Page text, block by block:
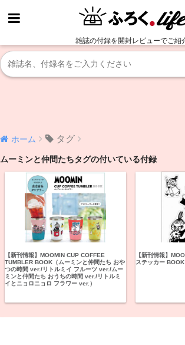
雑誌の付録を開封レビューでご紹
ホーム タグ
ムーミンと仲間たちタグの付いている付録
【新刊情報】MOOMIN CUP COFFEE
TUMBLER BOOK（ムーミンと仲間たち おや
つの時間 ver./リトルミイ フルーツ ver./ムー
ミンと仲間たち おうちの時間 ver./リトルミ
イとニョロニョロ フラワー ver.）
【新刊情報】
ステッカー